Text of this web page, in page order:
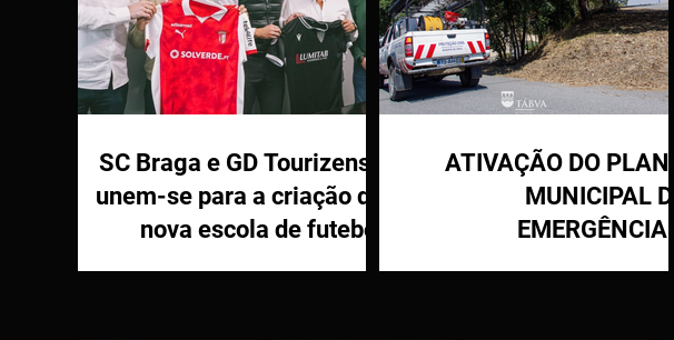
SC Braga e GD Tourizense
unem-se para a criação de
nova escola de futebol
ATIVAÇÃO DO PLANO
MUNICIPAL DE
EMERGÊNCIA E